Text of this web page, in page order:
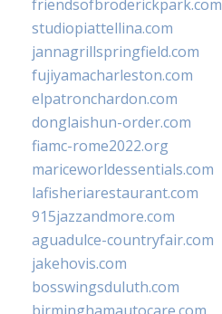
friendsofbroderickpark.com
studiopiattellina.com
jannagrillspringfield.com
fujiyamacharleston.com
elpatronchardon.com
donglaishun-order.com
fiamc-rome2022.org
mariceworldessentials.com
lafisheriarestaurant.com
915jazzandmore.com
aguadulce-countryfair.com
jakehovis.com
bosswingsduluth.com